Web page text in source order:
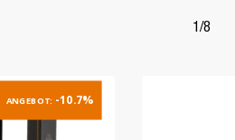
1/8
ANGEBOT: -10.7%